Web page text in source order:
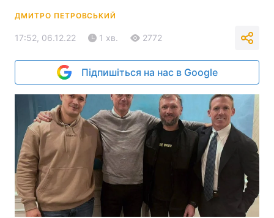
ДМИТРО ПЕТРОВСЬКИЙ
17:52, 06.12.22 1 хв. 2772
Підпишіться на нас в Google